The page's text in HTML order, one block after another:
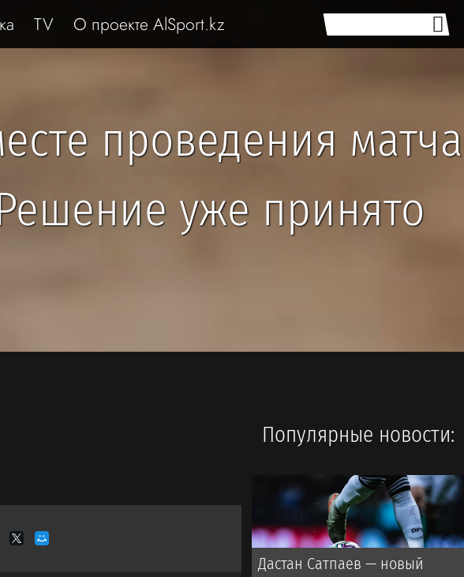
TV О проекте AlSport.kz
проведения матча
уже принято
Популярные новости:
Дастан Сатпаев — новый